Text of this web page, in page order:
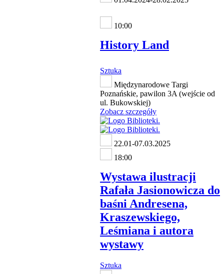
10:00
History Land
Sztuka
Międzynarodowe Targi
Poznańskie, pawilon 3A (wejście od
ul. Bukowskiej)
Zobacz szczegóły
22.01-07.03.2025
18:00
Wystawa ilustracji
Rafała Jasionowicza do
baśni Andresena,
Kraszewskiego,
Leśmiana i autora
wystawy
Sztuka